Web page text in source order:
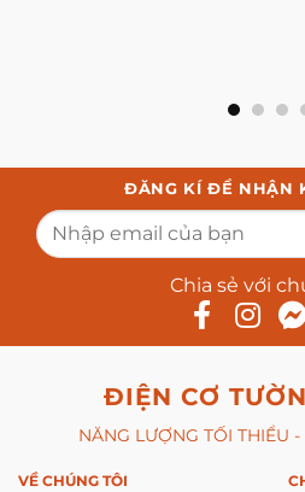
ĐĂNG KÍ ĐỂ NHẬN
Chia sẻ với
ĐIỆN CƠ
NĂNG LƯỢNG TỐI THIỂU
VỀ CHÚNG TÔI